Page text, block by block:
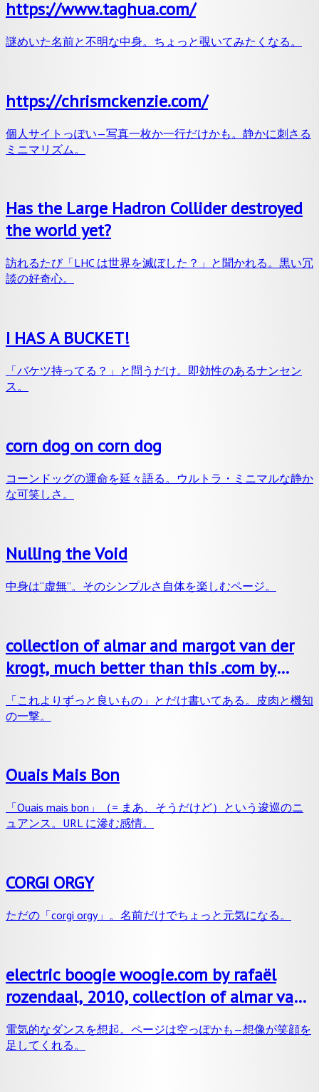
https://www.taghua.com/
謎めいた名前と不明な中身。ちょっと覗いてみたくなる。
https://chrismckenzie.com/
個人サイトっぽい—写真一枚か一行だけかも。静かに刺さる
ミニマリズム。
Has the Large Hadron Collider destroyed
the world yet?
訪れるたび「LHC は世界を滅ぼした？」と聞かれる。黒い冗
談の好奇心。
I HAS A BUCKET!
「バケツ持ってる？」と問うだけ。即効性のあるナンセン
ス。
corn dog on corn dog
コーンドッグの運命を延々語る。ウルトラ・ミニマルな静か
な可笑しさ。
Nulling the Void
中身は“虚無”。そのシンプルさ自体を楽しむページ。
collection of almar and margot van der
krogt, much better than this .com by
rafaël rozendaal, 2006
「これよりずっと良いもの」とだけ書いてある。皮肉と機知
の一撃。
Ouais Mais Bon
「Ouais mais bon」（= まあ、そうだけど）という逡巡のニ
ュアンス。URL に滲む感情。
CORGI ORGY
ただの「corgi orgy」。名前だけでちょっと元気になる。
electric boogie woogie.com by rafaël
rozendaal, 2010, collection of almar van
der krogt
電気的なダンスを想起。ページは空っぽかも—想像が笑顔を
足してくれる。